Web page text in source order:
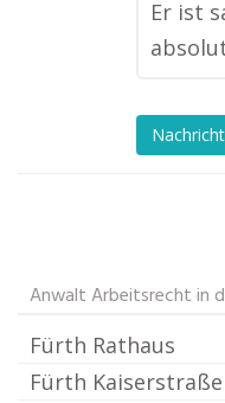
Er ist
Anwalt Arbeitsrecht in
Fürth Rathaus
Fürth Kaiserstraße